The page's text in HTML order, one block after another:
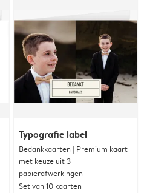
Typografie label
Bedankkaarten | Premium kaart
met keuze uit 3
papierafwerkingen
Set van 10 kaarten